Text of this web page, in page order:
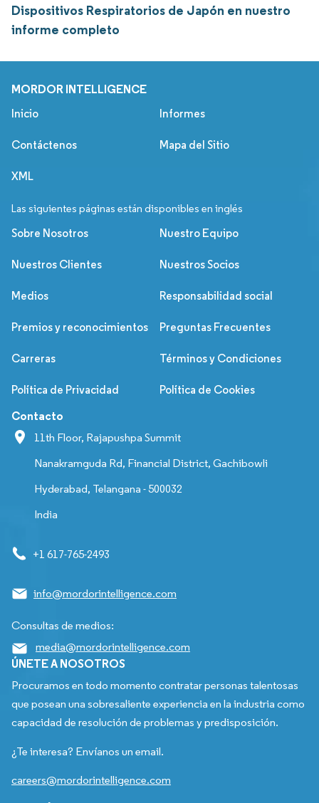
Dispositivos Respiratorios de Japón en nuestro
informe completo
MORDOR INTELLIGENCE
Inicio Informes
Contáctenos Mapa del Sitio
XML
Las siguientes páginas están disponibles en inglés
Sobre Nosotros Nuestro Equipo
Nuestros Clientes Nuestros Socios
Medios Responsabilidad social
Premios y reconocimientos Preguntas Frecuentes
Carreras Términos y Condiciones
Política de Privacidad Política de Cookies
Contacto
11th Floor, Rajapushpa Summit
Nanakramguda Rd, Financial District, Gachibowli
Hyderabad, Telangana - 500032
India
+1 617-765-2493
info@mordorintelligence.com
Consultas de medios:
media@mordorintelligence.com
ÚNETE A NOSOTROS
Procuramos en todo momento contratar personas talentosas
que posean una sobresaliente experiencia en la industria como
capacidad de resolución de problemas y predisposición.
¿Te interesa? Envíanos un email.
careers@mordorintelligence.com